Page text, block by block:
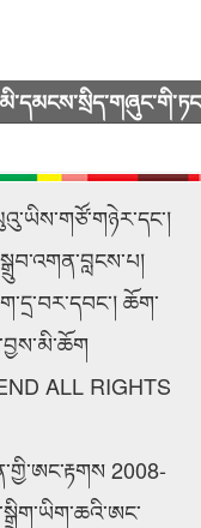
འཚོགས།
ཆོག་
ALL RIGHTS
2008-